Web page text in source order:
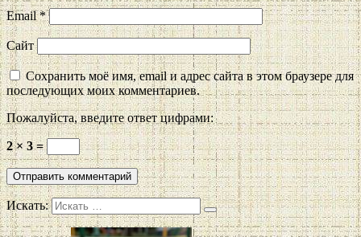
Email*
Сайт
Сохранить моё имя, email и адрес сайта в этом браузере для
последующих моих комментариев.
Пожалуйста, введите ответ цифрами:
2 × 3 =
Искать: